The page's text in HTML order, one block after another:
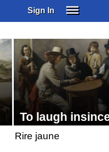
Sign In
GIFT
To laugh
Rire jaune